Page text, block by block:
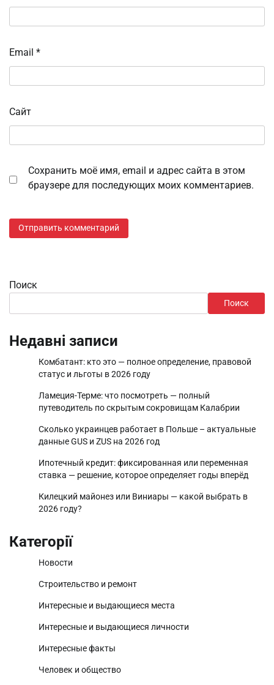
Email *
Сайт
Сохранить моё имя, email и адрес сайта в этом
браузере для последующих моих комментариев.
Поиск
Поиск
Недавні записи
Комбатант: кто это — полное определение, правовой
статус и льготы в 2026 году
Ламеция-Терме: что посмотреть — полный
путеводитель по скрытым сокровищам Калабрии
Сколько украинцев работает в Польше – актуальные
данные GUS и ZUS на 2026 год
Ипотечный кредит: фиксированная или переменная
ставка — решение, которое определяет годы вперёд
Килецкий майонез или Виниары — какой выбрать в
2026 году?
Категорії
Новости
Строительство и ремонт
Интересные и выдающиеся места
Интересные и выдающиеся личности
Интересные факты
Человек и общество